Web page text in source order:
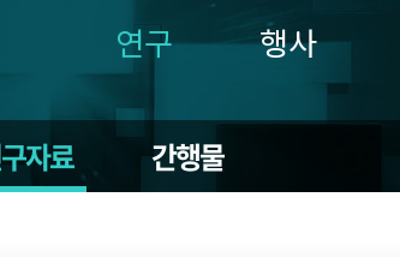
1년
연구 행사
자료 간행물